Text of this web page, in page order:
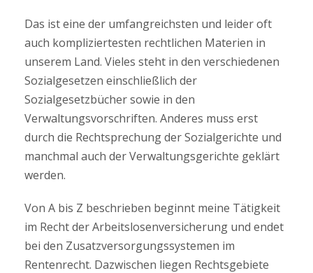
Das ist eine der umfangreichsten und leider oft
auch kompliziertesten rechtlichen Materien in
unserem Land. Vieles steht in den verschiedenen
Sozialgesetzen einschließlich der
Sozialgesetzbücher sowie in den
Verwaltungsvorschriften. Anderes muss erst
durch die Rechtsprechung der Sozialgerichte und
manchmal auch der Verwaltungsgerichte geklärt
werden.
Von A bis Z beschrieben beginnt meine Tätigkeit
im Recht der Arbeitslosenversicherung und endet
bei den Zusatzversorgungssystemen im
Rentenrecht. Dazwischen liegen Rechtsgebiete